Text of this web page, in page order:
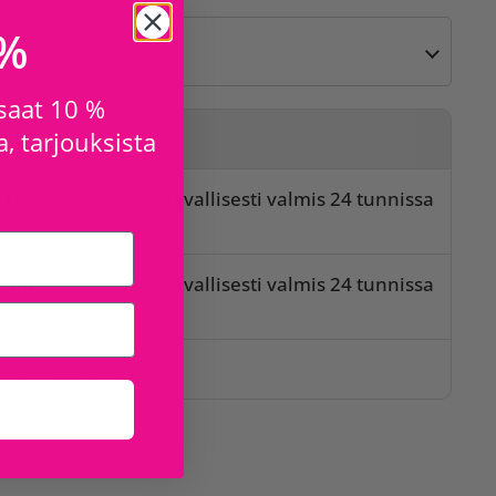
Tavallisesti valmis 24 tunnissa
Tavallisesti valmis 24 tunnissa
10 %
tarjouksista